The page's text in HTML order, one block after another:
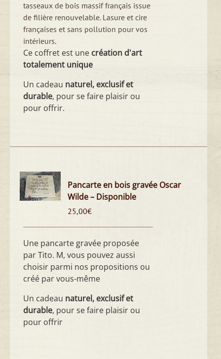
tasseaux de bois massif français issue
de filière renouvelable. Lasure et cire
françaises et sans pollution pour vos
intérieurs.
Ce coffret est une création d'art
totalement unique
Un cadeau naturel, exclusif et
durable, pour se faire plaisir ou
pour offrir.
Pancarte en bois gravée Oscar
Wilde – Disponible
25,00€
Une pancarte gravée proposée
par Tito. M, vous pouvez aussi
choisir parmi nos propositions ou
créé par vous-même
Un cadeau naturel, exclusif et
durable, pour se faire plaisir ou
pour offrir